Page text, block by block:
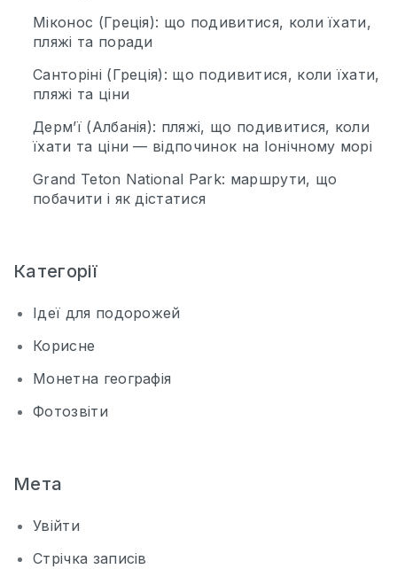
Міконос (Греція): що подивитися, коли їхати,
пляжі та поради
Санторіні (Греція): що подивитися, коли їхати,
пляжі та ціни
Дерм’ї (Албанія): пляжі, що подивитися, коли
їхати та ціни — відпочинок на Іонічному морі
Grand Teton National Park: маршрути, що
побачити і як дістатися
Категорії
Ідеї для подорожей
Корисне
Монетна географія
Фотозвіти
Мета
Увійти
Стрічка записів